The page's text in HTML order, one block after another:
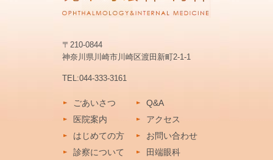
〒210-0844
神奈川県川崎市川崎区渡田新町2-1-1
TEL:044-333-3161
ごあいさつ
医院案内
はじめての方
診察について
Q&A
アクセス
お問い合わせ
田端眼科